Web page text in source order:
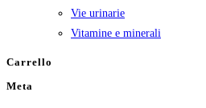
Vie urinarie
Vitamine e minerali
Carrello
Meta